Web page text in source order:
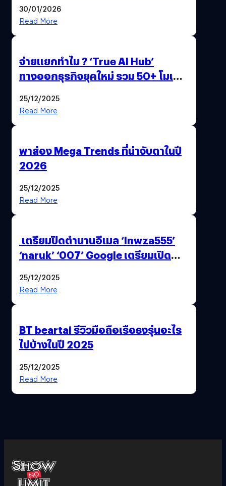
30/01/2026
Read More
จ่ายแยกทำไม ? ‘True AI Hub’
ทางออกธุรกิจยุคใหม่ รวม 50+ โมเดล
25/12/2025
Read More
พาส่อง Mega Trends ที่น่าจับตาในปี
2026
25/12/2025
Read More
เตรียมปิดตำนานอีเมล ‘lnwza555’
‘naruk’ ‘007’ Google เตรียมเปิด
25/12/2025
Read More
BT beartai รีวิวมือถือเรือธงรุ่นอะไร
ไปบ้างในปี 2025
25/12/2025
Read More